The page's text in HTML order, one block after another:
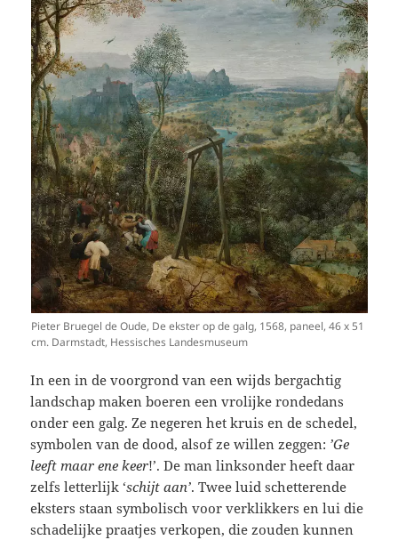
Pieter Bruegel de Oude, De ekster op de galg, 1568, paneel, 46 x 51
cm. Darmstadt, Hessisches Landesmuseum
In een in de voorgrond van een wijds bergachtig
landschap maken boeren een vrolijke rondedans
onder een galg. Ze negeren het kruis en de schedel,
symbolen van de dood, alsof ze willen zeggen: ’Ge
leeft maar ene keer!’. De man linksonder heeft daar
zelfs letterlijk ‘schijt aan’. Twee luid schetterende
eksters staan symbolisch voor verklikkers en lui die
schadelijke praatjes verkopen, die zouden kunnen